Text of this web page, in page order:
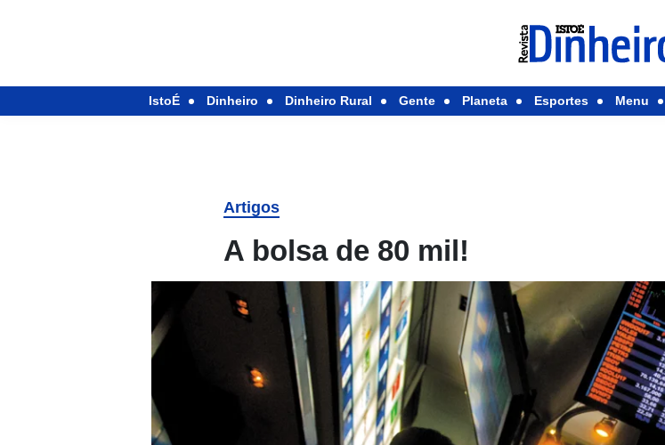
IstoÉ Dinheiro Dinheiro Rural Gente Planeta Esportes Menu
Artigos
A bolsa de 80 mil!